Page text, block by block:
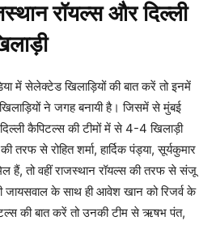
रॉयल्स और दिल्ली
में सेलेक्टेड खिलाड़ियों की बात करें तो इनमें
ने जगह बनायी है। जिसमें से मुंबई
कैपिटल्स की टीमों में से 4-4 खिलाड़ी
से रोहित शर्मा, हार्दिक पंड्या, सूर्यकुमार
हैं, तो वहीं राजस्थान रॉयल्स की तरफ से संजू
के साथ ही आवेश खान को रिजर्व के
की बात करें तो उनकी टीम से ऋषभ पंत,